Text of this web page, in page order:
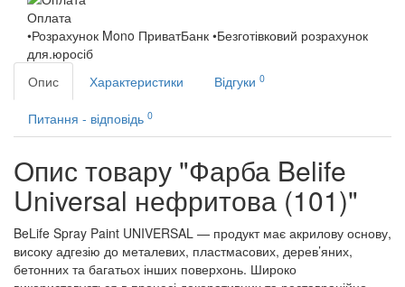
Оплата
•Розрахунок Mono ПриватБанк •Безготівковий розрахунок
для.юросіб
Опис
Характеристики Відгуки 0
Питання - відповідь 0
Опис товару "Фарба Belife
Universal нефритова (101)"
BeLife Spray Paint UNIVERSAL — продукт має акрилову основу,
високу адгезію до металевих, пластмасових, дерев’яних,
бетонних та багатьох інших поверхонь. Широко